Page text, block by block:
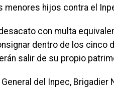
menores hijos contra el
con multa
dentro de los cinco
salir de su propio
del Inpec,